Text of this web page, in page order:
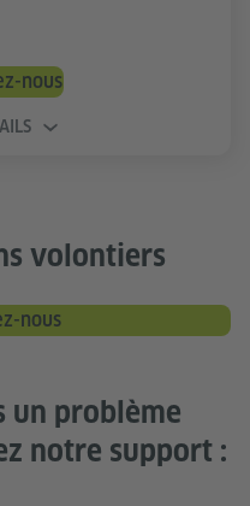
nous
volontiers
nous
un problème
notre support :